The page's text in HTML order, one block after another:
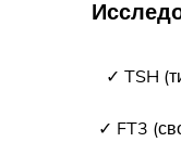
✓ TSH
✓ FT3